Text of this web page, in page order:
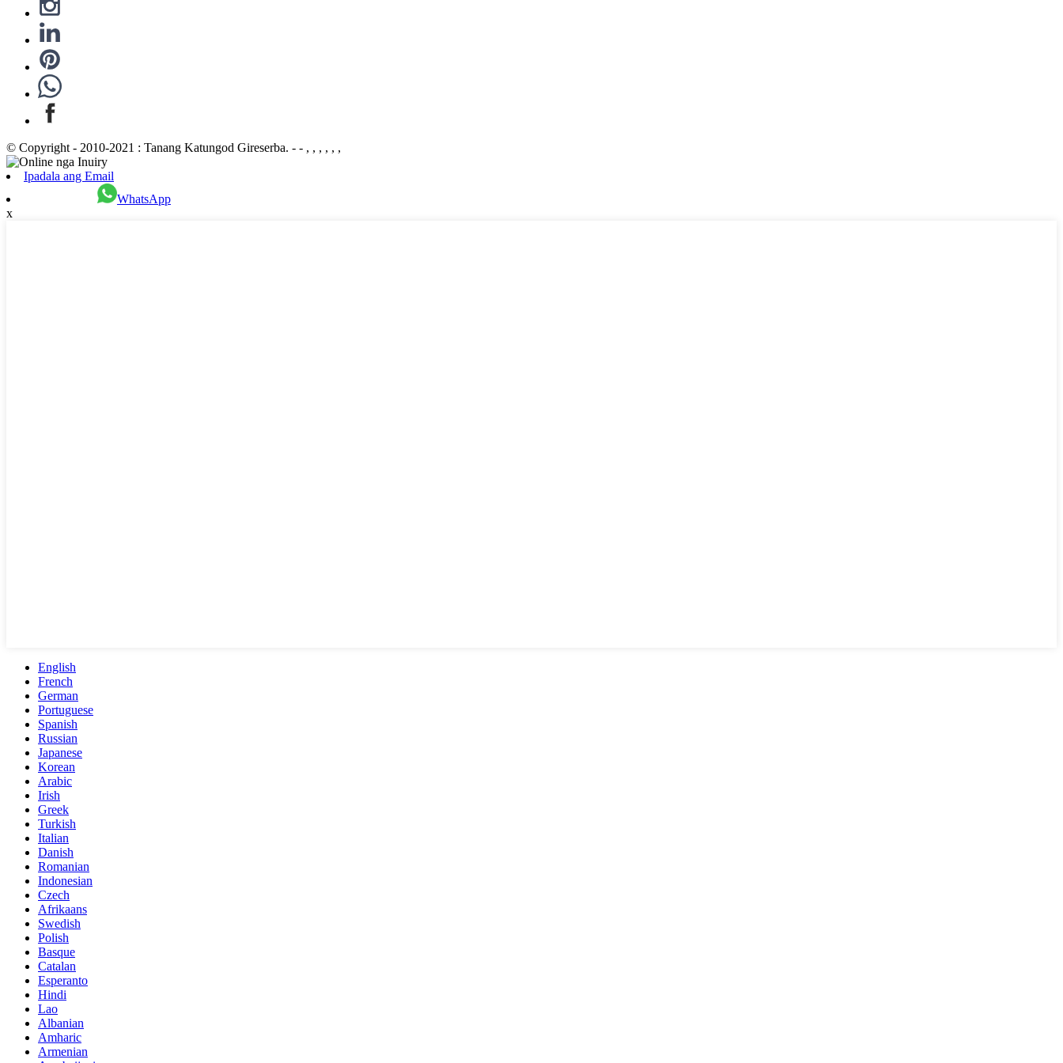
© Copyright - 2010-2021 : Tanang Katungod Gireserba. - - , , , , , ,
Ipadala ang Email
WhatsApp
x
English
French
German
Portuguese
Spanish
Russian
Japanese
Korean
Arabic
Irish
Greek
Turkish
Italian
Danish
Romanian
Indonesian
Czech
Afrikaans
Swedish
Polish
Basque
Catalan
Esperanto
Hindi
Lao
Albanian
Amharic
Armenian